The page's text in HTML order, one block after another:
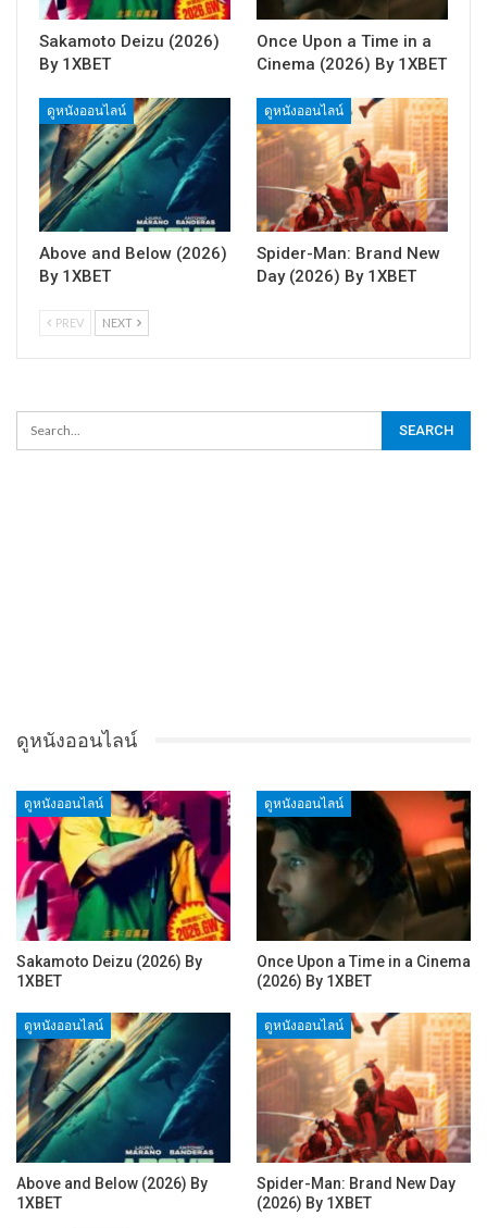
Sakamoto Deizu (2026)
By 1XBET
Once Upon a Time in a
Cinema (2026) By 1XBET
ดูหนังออนไลน์
Above and Below (2026)
By 1XBET
ดูหนังออนไลน์
Spider-Man: Brand New
Day (2026) By 1XBET
PREV NEXT
ดูหนังออนไลน์
ดูหนังออนไลน์
Sakamoto Deizu (2026) By
1XBET
ดูหนังออนไลน์
Once Upon a Time in a Cinema
(2026) By 1XBET
ดูหนังออนไลน์
Above and Below (2026) By
1XBET
ดูหนังออนไลน์
Spider-Man: Brand New Day
(2026) By 1XBET